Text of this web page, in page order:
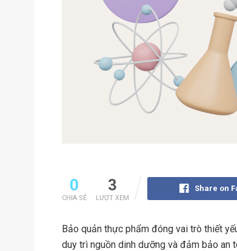
0
CHIA SẺ
3
LƯỢT XEM
Share on
Bảo quản thực phẩm đóng vai trò thiết
duy trì nguồn dinh dưỡng và đảm bảo an